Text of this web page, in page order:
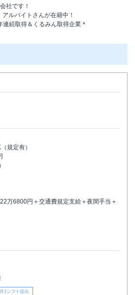
社です！
ルバイトさんが在籍中！
続取得＆くるみん取得企業＊
規定有）
万6800円＋交通費規定支給＋夜間手当＋
月1シフト提出